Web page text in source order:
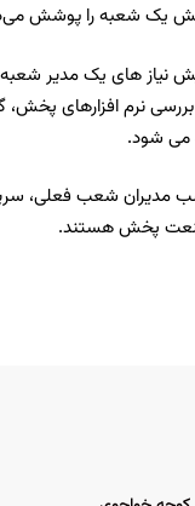
یک شعبه را پوشش
نیاز های یک مدیر
بررسی نرم افزارهای
می شود.
مدیران شعب فعلی،
صنعت پخش هستند.